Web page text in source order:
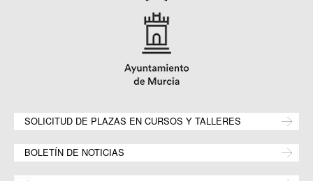
SOLICITUD DE PLAZAS EN CURSOS Y TALLERES
BOLETÍN DE NOTICIAS